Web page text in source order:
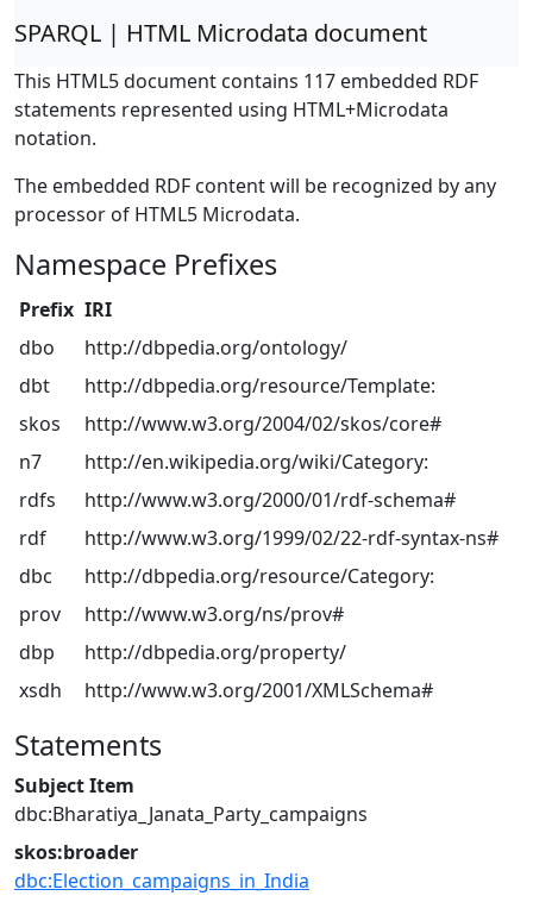
SPARQL | HTML Microdata document
This HTML5 document contains 117 embedded RDF
statements represented using HTML+Microdata
notation.
The embedded RDF content will be recognized by any
processor of HTML5 Microdata.
Namespace Prefixes
Prefix IRI
dbo
http://dbpedia.org/ontology/
dbt
http://dbpedia.org/resource/Template:
skos
http://www.w3.org/2004/02/skos/core#
n7
http://en.wikipedia.org/wiki/Category:
rdfs
http://www.w3.org/2000/01/rdf-schema#
rdf
http://www.w3.org/1999/02/22-rdf-syntax-ns#
dbc
http://dbpedia.org/resource/Category:
prov
http://www.w3.org/ns/prov#
dbp
http://dbpedia.org/property/
xsdh
http://www.w3.org/2001/XMLSchema#
Statements
Subject Item
dbc:Bharatiya_Janata_Party_campaigns
skos:broader
dbc:Election_campaigns_in_India